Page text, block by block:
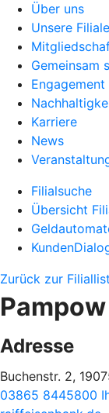
Über uns
Unsere
Gemeinsam
Engagement
Karriere
News
Filialsuche
Übersicht
Zurück zur
Pampow
Adresse
Buchenstr. 2,
03865 8445800